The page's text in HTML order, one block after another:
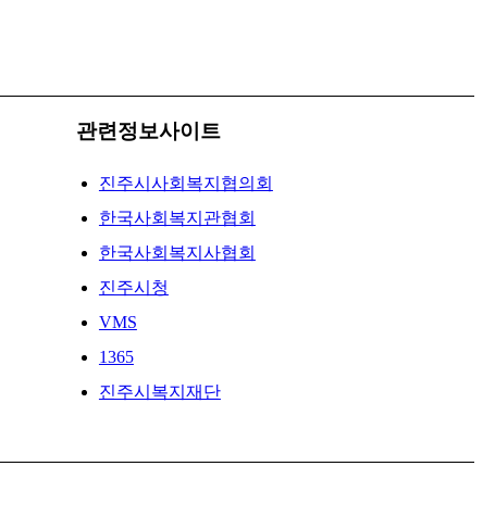
관련정보사이트
진주시사회복지협의회
한국사회복지관협회
한국사회복지사협회
진주시청
VMS
1365
진주시복지재단